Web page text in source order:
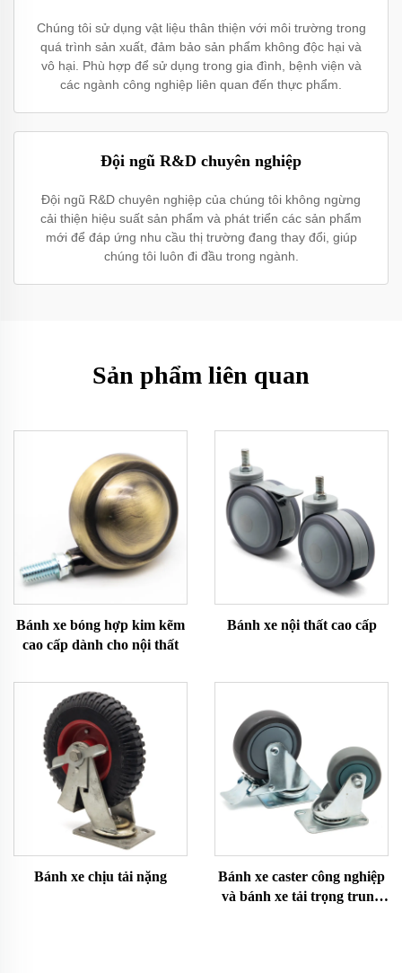
Chúng tôi sử dụng vật liệu thân thiện với môi trường trong
quá trình sản xuất, đảm bảo sản phẩm không độc hại và
vô hại. Phù hợp để sử dụng trong gia đình, bệnh viện và
các ngành công nghiệp liên quan đến thực phẩm.
Đội ngũ R&D chuyên nghiệp
Đội ngũ R&D chuyên nghiệp của chúng tôi không ngừng
cải thiện hiệu suất sản phẩm và phát triển các sản phẩm
mới để đáp ứng nhu cầu thị trường đang thay đổi, giúp
chúng tôi luôn đi đầu trong ngành.
Sản phẩm liên quan
Bánh xe bóng hợp kim kẽm
cao cấp dành cho nội thất
Bánh xe nội thất cao cấp
Bánh xe chịu tải nặng
Bánh xe caster công nghiệp
và bánh xe tải trọng trung